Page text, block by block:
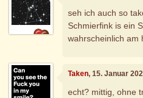
seh ich auch so
Schmierfink is ein
wahrscheinlich am
Taken, 15. Januar
echt? mittig, ohne